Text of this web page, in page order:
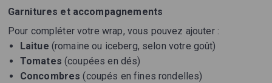
Garnitures et accompagnements
Pour compléter votre wrap, vous pouvez ajouter :
Laitue (romaine ou iceberg, selon votre goût)
Tomates (coupées en dés)
Concombres (coupés en fines rondelles)